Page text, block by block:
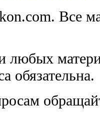
Все
любых
обязательна.